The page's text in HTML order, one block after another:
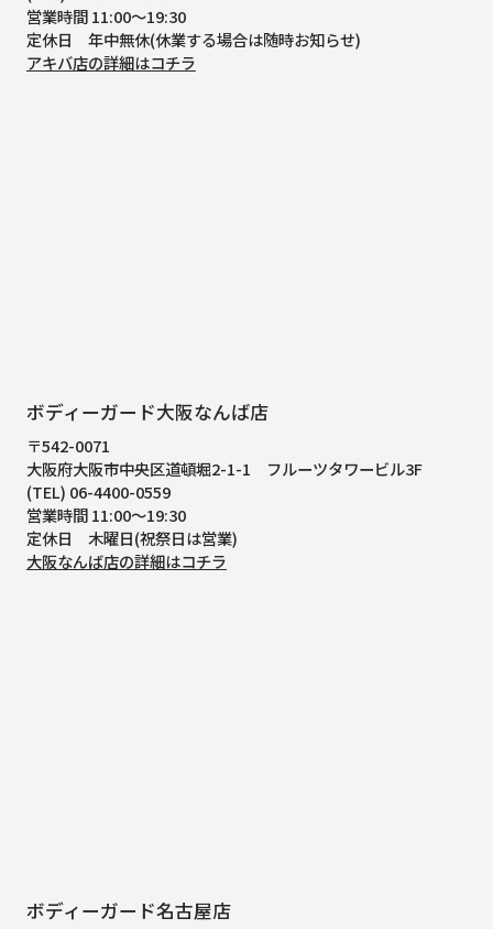
営業時間 11:00～19:30
定休日 年中無休(休業する場合は随時お知らせ)
アキバ店の詳細はコチラ
ボディーガード大阪なんば店
〒542-0071
大阪府大阪市中央区道頓堀2-1-1
フルーツタワービル3F
(TEL) 06-4400-0559
営業時間 11:00～19:30
定休日 木曜日(祝祭日は営業)
大阪なんば店の詳細はコチラ
ボディーガード名古屋店